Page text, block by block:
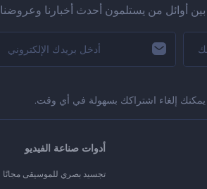
أوائل من يستلمون أحدث أخبارنا وعروضنا
يمكنك إلغاء اشتراكك بسهولة في أي وقت.
أدوات صناعة الفيديو
تجسيد بصري للموسيقى مجانًا